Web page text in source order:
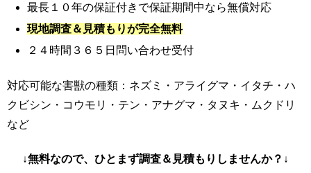
最長１０年の保証付きで保証期間中なら無償対応
現地調査＆見積もりが完全無料
２４時間３６５日問い合わせ受付
対応可能な害獣の種類：ネズミ・アライグマ・イタチ・ハ
クビシン・コウモリ・テン・アナグマ・タヌキ・ムクドリ
など
↓無料なので、ひとまず調査＆見積もりしませんか？↓